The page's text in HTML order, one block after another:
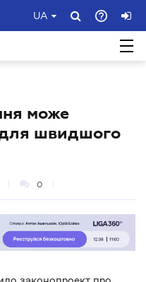
UA
може
швидшого
0